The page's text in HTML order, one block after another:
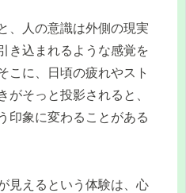
、人の意識は外側の現実
き込まれるような感覚を
こに、日頃の疲れやスト
がそっと投影されると、
印象に変わることがある
見えるという体験は、心